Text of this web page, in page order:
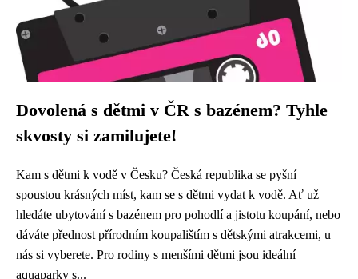
Dovolená s dětmi v ČR s bazénem? Tyhle
skvosty si zamilujete!
Kam s dětmi k vodě v Česku? Česká republika se pyšní
spoustou krásných míst, kam se s dětmi vydat k vodě. Ať už
hledáte ubytování s bazénem pro pohodlí a jistotu koupání, nebo
dáváte přednost přírodním koupalištím s dětskými atrakcemi, u
nás si vyberete. Pro rodiny s menšími dětmi jsou ideální
aquaparky s...